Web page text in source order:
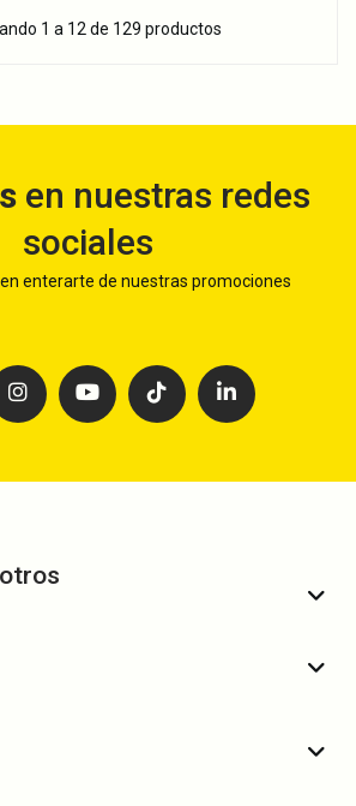
1 a 12 de 129 productos
en nuestras redes
sociales
enterarte de nuestras promociones